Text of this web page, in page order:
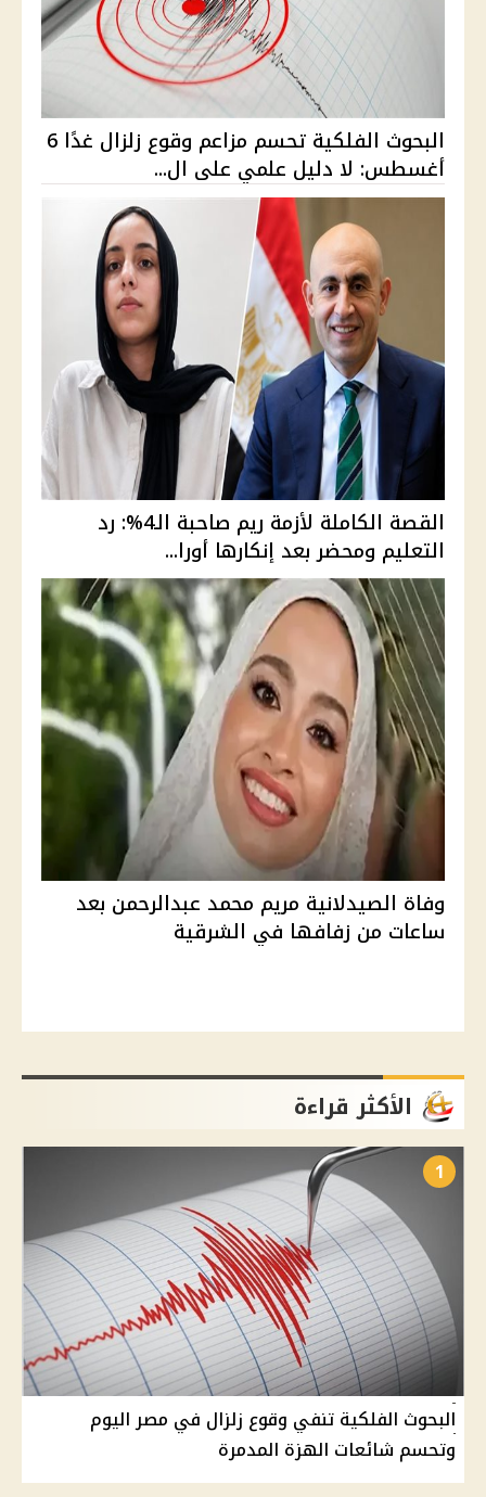
البحوث الفلكية تحسم مزاعم وقوع زلزال غدًا 6
أغسطس: لا دليل علمي على ال...
القصة الكاملة لأزمة ريم صاحبة الـ4%: رد
التعليم ومحضر بعد إنكارها أورا...
وفاة الصيدلانية مريم محمد عبدالرحمن بعد
ساعات من زفافها في الشرقية
الأكثر قراءة
1
البحوث الفلكية تنفي وقوع زلزال في مصر اليوم
وتحسم شائعات الهزة المدمرة